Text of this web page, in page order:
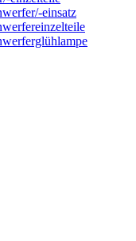
einsatz